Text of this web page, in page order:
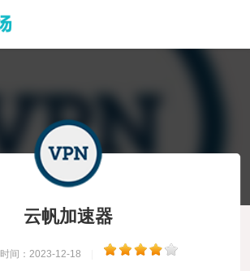
云帆加速器
时间：2023-12-18